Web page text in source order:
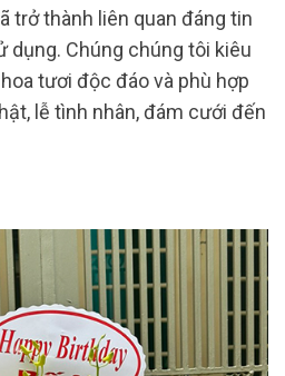
trở thành liên quan đáng tin
dụng. Chúng chúng tôi kiêu
tươi độc đáo và phù hợp
lễ tình nhân, đám cưới đến